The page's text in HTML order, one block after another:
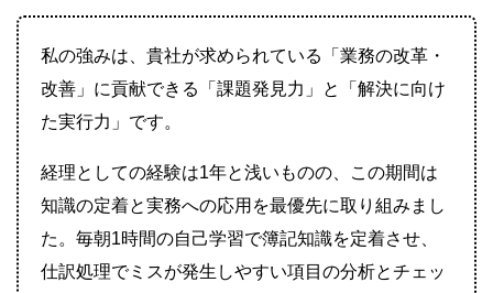
私の強みは、貴社が求められている「業務の改革・
改善」に貢献できる「課題発見力」と「解決に向け
た実行力」です。
経理としての経験は1年と浅いものの、この期間は
知識の定着と実務への応用を最優先に取り組みまし
た。毎朝1時間の自己学習で簿記知識を定着させ、
仕訳処理でミスが発生しやすい項目の分析とチェッ